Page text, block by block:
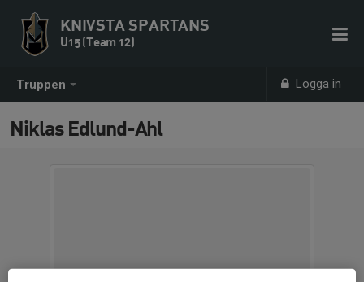
Truppen Logga in
KNIVSTA SPARTANS
U15 (Team 12)
Niklas Edlund-Ahl